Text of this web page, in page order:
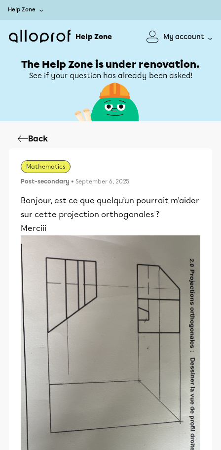
Help Zone
Help Zone My account
The Help Zone is under renovation.
See if your question has already been asked!
Back
Mathematics
Post-secondary • September 6, 2025
Bonjour, est ce que quelqu’un pourrait m’aider
sur cette projection orthogonales ?
Merciii